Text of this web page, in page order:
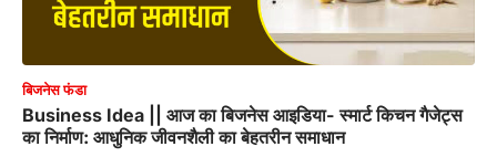
बिजनेस फंडा
Business Idea || आज का बिजनेस आइडिया- स्मार्ट किचन गैजेट्स
का निर्माण: आधुनिक जीवनशैली का बेहतरीन समाधान